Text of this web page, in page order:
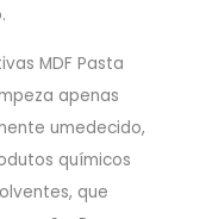
MDF Pasta
apenas
umedecido,
químicos
que